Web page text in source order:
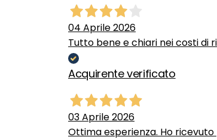
04 Aprile 2026
Tutto bene e chiari nei costi di
Acquirente verificato
03 Aprile 2026
Ottima esperienza. Ho